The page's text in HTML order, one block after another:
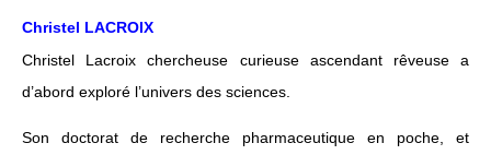
Christel LACROIX
Christel Lacroix chercheuse curieuse ascendant rêveuse a
d’abord exploré l’univers des sciences.
Son doctorat de recherche pharmaceutique en poche, et